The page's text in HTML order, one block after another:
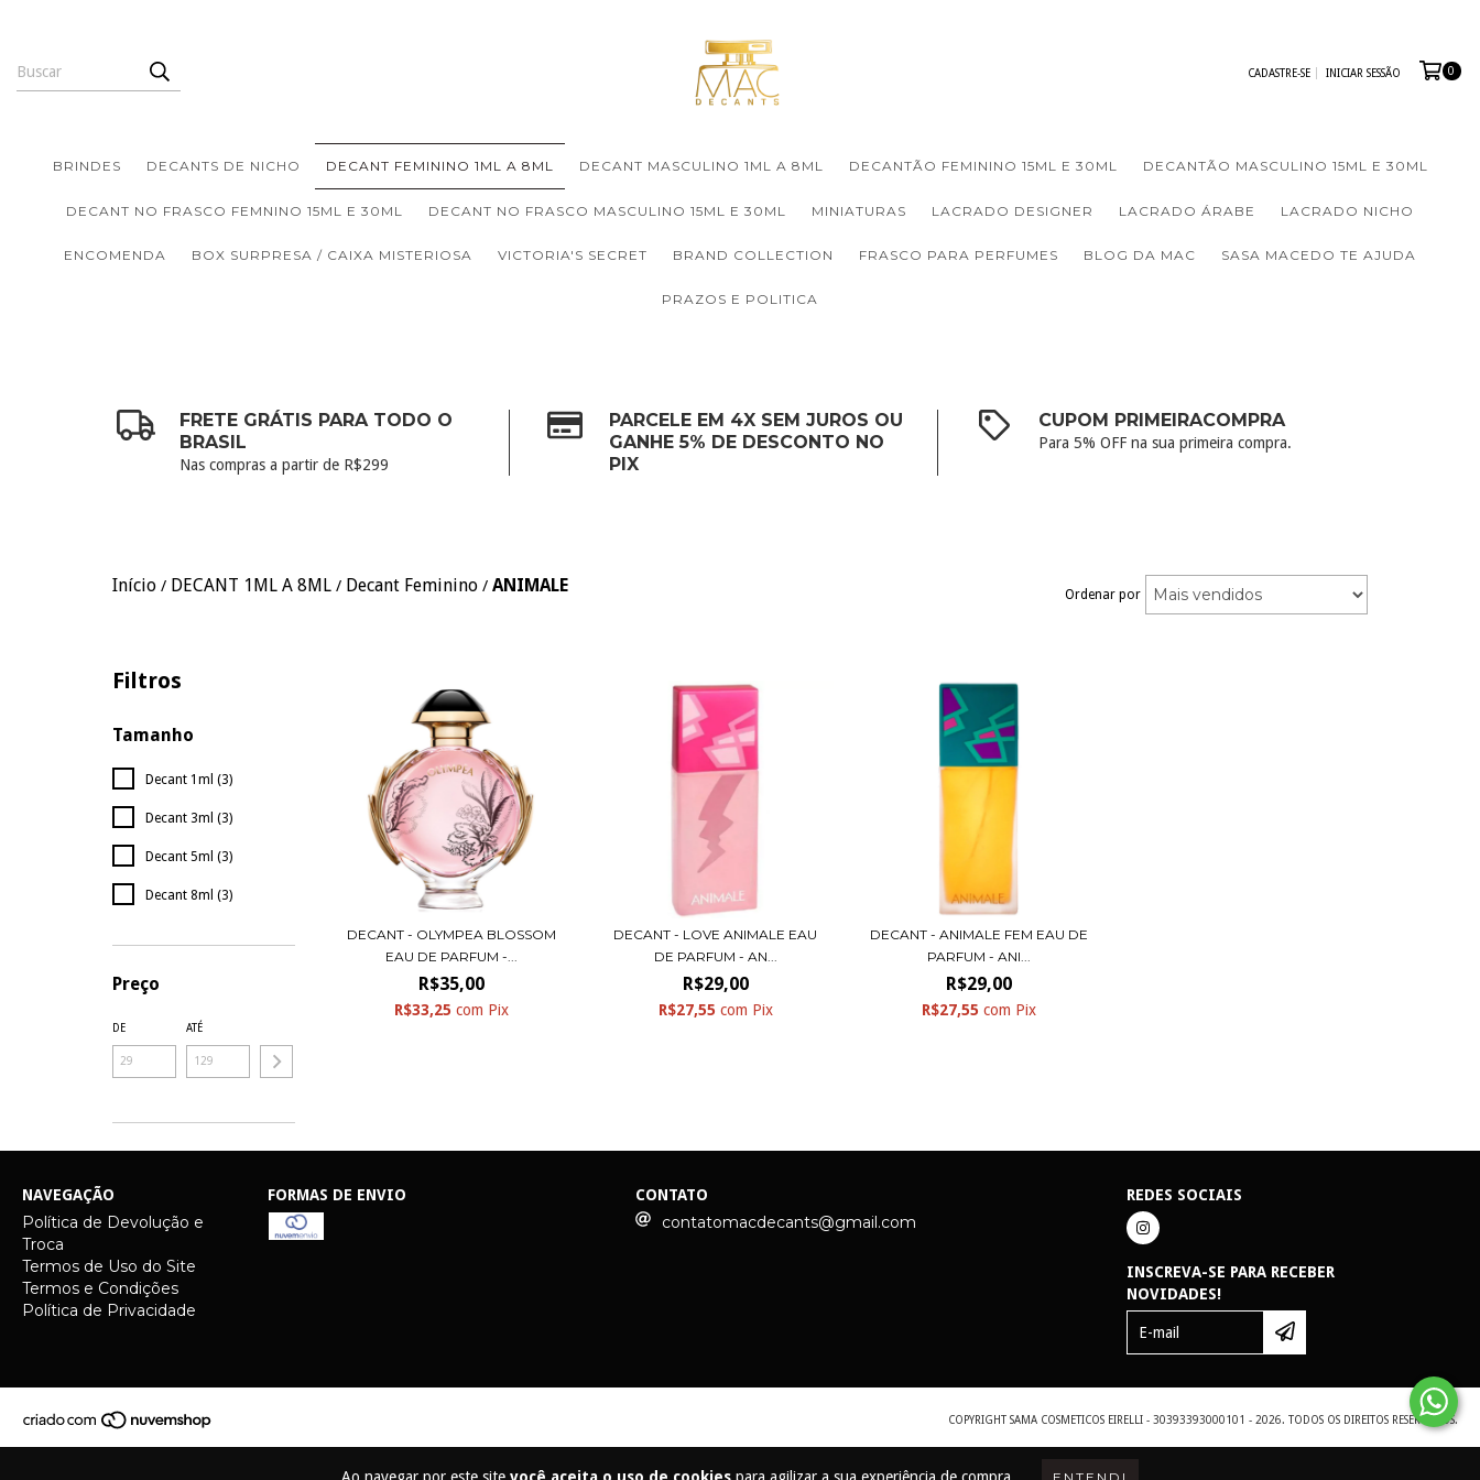
CADASTRE-SE INICIAR SESSÃO 0
BRINDES DECANTS DE NICHO DECANT FEMININO 1ML A 8ML DECANT MASCULINO 1ML A 8ML DECANTÃO FEMININO 15ML E 30ML DECANTÃO MASCULINO 15ML E 30ML
DECANT NO FRASCO FEMNINO 15ML E 30ML DECANT NO FRASCO MASCULINO 15ML E 30ML MINIATURAS LACRADO DESIGNER LACRADO ÁRABE LACRADO NICHO
ENCOMENDA BOX SURPRESA / CAIXA MISTERIOSA VICTORIA'S SECRET BRAND COLLECTION FRASCO PARA PERFUMES BLOG DA MAC SASA MACEDO TE AJUDA
PRAZOS E POLITICA
FRETE GRÁTIS PARA TODO O
BRASIL
Nas compras a partir de R$299
PARCELE EM 4X SEM JUROS OU
GANHE 5% DE DESCONTO NO
PIX
CUPOM PRIMEIRACOMPRA
Para 5% OFF na sua primeira compra.
Início / DECANT 1ML A 8ML / Decant Feminino / ANIMALE Ordenar por
Filtros
Tamanho
Decant 1ml (3)
Decant 3ml (3)
Decant 5ml (3)
Decant 8ml (3)
Preço
DE ATÉ
DECANT - OLYMPEA BLOSSOM
EAU DE PARFUM -...
R$35,00
R$33,25 com Pix
DECANT - LOVE ANIMALE EAU
DE PARFUM - AN...
R$29,00
R$27,55 com Pix
DECANT - ANIMALE FEM EAU DE
PARFUM - ANI...
R$29,00
R$27,55com Pix
NAVEGAÇÃO
Política de Devolução e
Troca
Termos de Uso do Site
Termos e Condições
Política de Privacidade
FORMAS DE ENVIO CONTATO
contatomacdecants@gmail.com
REDES SOCIAIS
INSCREVA-SE PARA RECEBER
NOVIDADES!
COPYRIGHT SAMA COSMETICOS EIRELLI - 30393393000101 - 2026. TODOS OS DIREITOS RESERVADOS.